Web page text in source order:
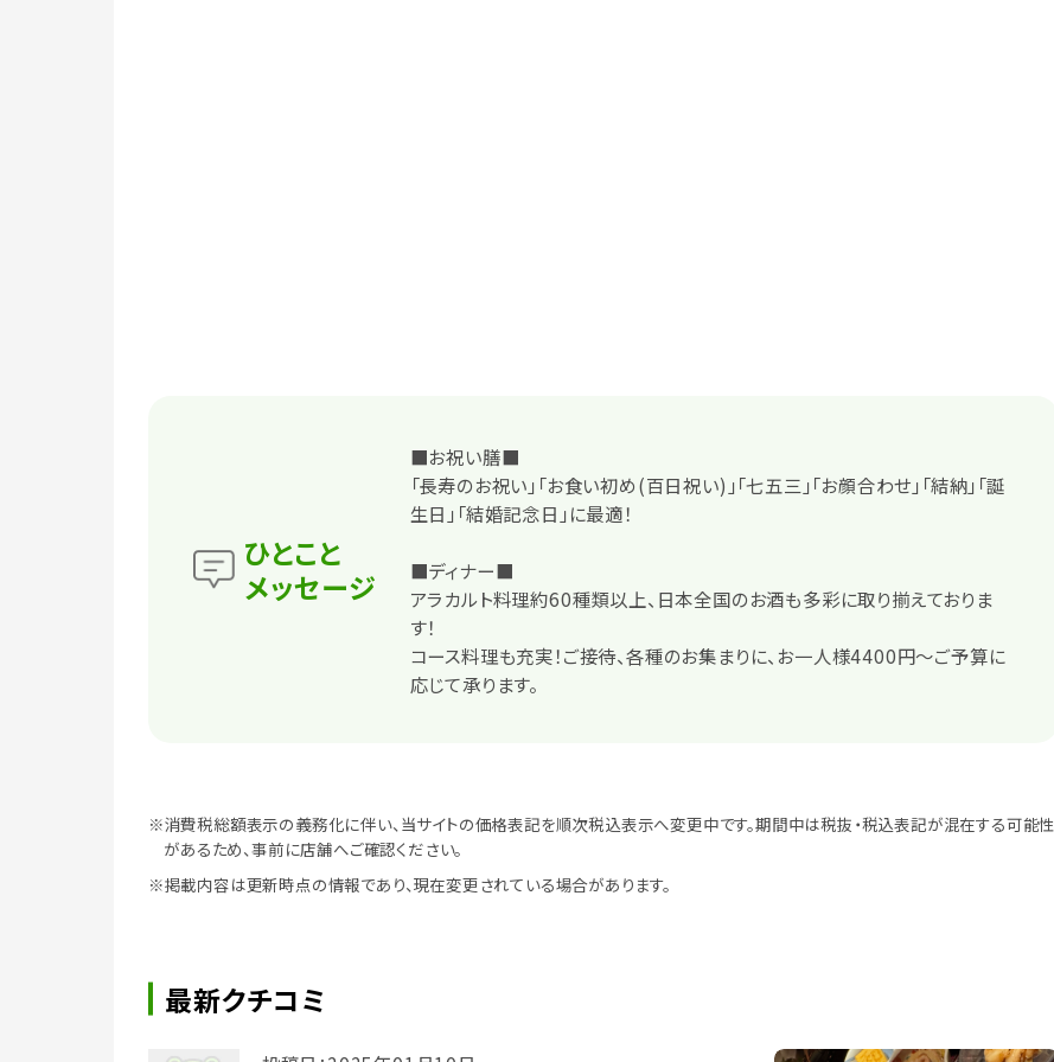
ひとこと
メッセージ
■お祝い膳■
「長寿のお祝い」「お食い初め(百日祝い)」「七五三」「お顔合わせ」「結納」「誕
生日」「結婚記念日」に最適！
■ディナー■
アラカルト料理約60種類以上、日本全国のお酒も多彩に取り揃えておりま
す！
コース料理も充実！ご接待、各種のお集まりに、お一人様4400円～ご予算に
応じて承ります。
※消費税総額表示の義務化に伴い、当サイトの価格表記を順次税込表示へ変更中です。期間中は税抜・税込表記が混在する可能性
があるため、事前に店舗へご確認ください。
※掲載内容は更新時点の情報であり、現在変更されている場合があります。
最新クチコミ